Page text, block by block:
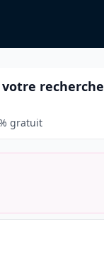
votre recherche
gratuit